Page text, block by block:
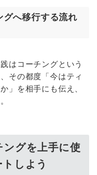
グへ移行する流れ
はコーチングという
その都度「今はティ
」を相手にも伝え、
グを上手に使
しよう